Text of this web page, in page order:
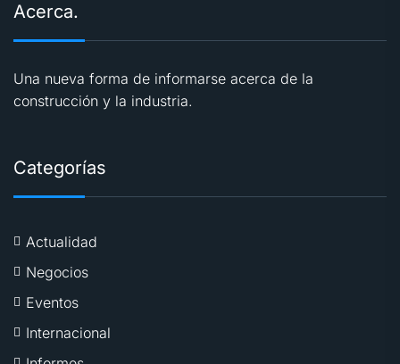
Acerca.
Una nueva forma de informarse acerca de la
construcción y la industria.
Categorías
Actualidad
Negocios
Eventos
Internacional